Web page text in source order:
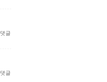
댓글
댓글